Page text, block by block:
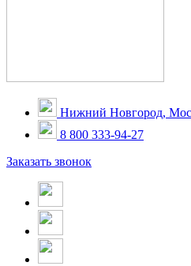
Нижний Новгород,
8 800 333-94-27
Заказать звонок